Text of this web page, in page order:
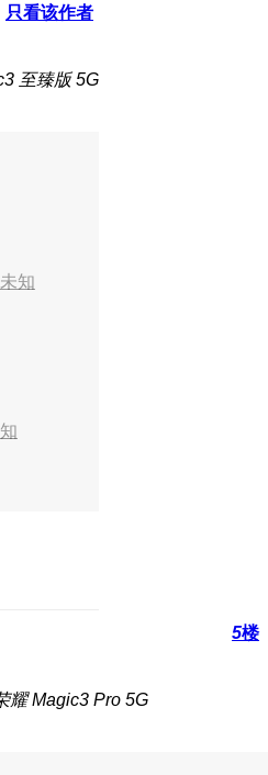
只看该作者
至臻版 5G
知
5楼
耀 Magic3 Pro 5G